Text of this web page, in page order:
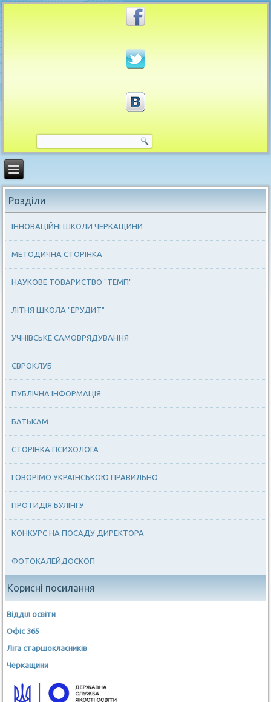
Розділи
ІННОВАЦІЙНІ ШКОЛИ ЧЕРКАЩИНИ
МЕТОДИЧНА СТОРІНКА
НАУКОВЕ ТОВАРИСТВО "ТЕМП"
ЛІТНЯ ШКОЛА "ЕРУДИТ"
УЧНІВСЬКЕ САМОВРЯДУВАННЯ
ЄВРОКЛУБ
ПУБЛІЧНА ІНФОРМАЦІЯ
БАТЬКАМ
СТОРІНКА ПСИХОЛОГА
ГОВОРІМО УКРАЇНСЬКОЮ ПРАВИЛЬНО
ПРОТИДІЯ БУЛІНГУ
КОНКУРС НА ПОСАДУ ДИРЕКТОРА
ФОТОКАЛЕЙДОСКОП
Корисні посилання
Відділ освіти
Офіс 365
Ліга старшокласників
Черкащини